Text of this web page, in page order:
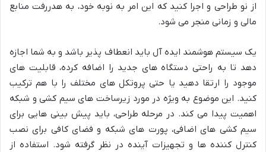
از نو طراحی و اجرا کنید که این امر به نوبه خود، به هدررفت منابع
مالی و زمانی منجر می شود.
یک سیستم هوشمند ایده آل باید انعطاف پذیر باشد و به شما اجازه
دهد تا به راحتی دستگاه های جدید را اضافه کرده، قابلیت های
موجود را ارتقا دهید یا حتی پروتکل های مختلف را با هم ترکیب
کنید. این موضوع به ویژه در مورد زیرساخت های سیم کشی و شبکه
اهمیت پیدا می کند. در مرحله طراحی، باید پیش بینی هایی برای
سیم کشی های اضافی، پورت های شبکه و فضای کافی برای نصب
کنترل کننده ها و تجهیزات آینده در نظر گرفته شود. استفاده از